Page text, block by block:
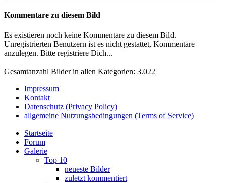
Kommentare zu diesem Bild
Es existieren noch keine Kommentare zu diesem Bild.
Unregistrierten Benutzern ist es nicht gestattet, Kommentare
anzulegen. Bitte registriere Dich...
Gesamtanzahl Bilder in allen Kategorien: 3.022
Impressum
Kontakt
Datenschutz (Privacy Policy)
allgemeine Nutzungsbedingungen (Terms of Service)
Startseite
Forum
Galerie
Top 10
neueste Bilder
zuletzt kommentiert